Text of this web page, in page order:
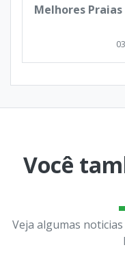
Melhores
Você
Veja algumas